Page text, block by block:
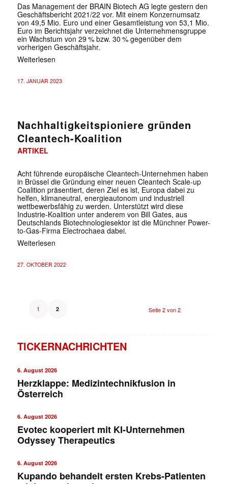
Das Management der BRAIN Biotech AG legte gestern den
Geschäftsbericht 2021/22 vor. Mit einem Konzernumsatz
von 49,5 Mio. Euro und einer Gesamtleistung von 53,1 Mio.
Euro im Berichtsjahr verzeichnet die Unternehmensgruppe
ein Wachstum von 29 % bzw. 30 % gegenüber dem
vorherigen Geschäftsjahr.
Weiterlesen
17. JANUAR 2023
Nachhaltigkeitspioniere gründen
Cleantech-Koalition
ARTIKEL
Acht führende europäische Cleantech-Unternehmen haben
in Brüssel die Gründung einer neuen Cleantech Scale-up
Coalition präsentiert, deren Ziel es ist, Europa dabei zu
helfen, klimaneutral, energieautonom und industriell
wettbewerbsfähig zu werden. Unterstützt wird diese
Industrie-Koalition unter anderem von Bill Gates, aus
Deutschlands Biotechnologiesektor ist die Münchner Power-
to-Gas-Firma Electrochaea dabei.
Weiterlesen
27. OKTOBER 2022
Seite 2 von 2
1 2
TICKERNACHRICHTEN
6. August 2026
Herzklappe: Medizintechnikfusion in
Österreich
6. August 2026
Evotec kooperiert mit KI-Unternehmen
Odyssey Therapeutics
6. August 2026
Kupando behandelt ersten Krebs-Patienten